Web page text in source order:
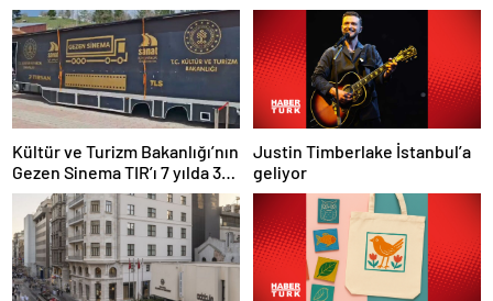
Kültür ve Turizm Bakanlığı’nın
Gezen Sinema TIR’ı 7 yılda 358
ilçeye ulaştı
Justin Timberlake İstanbul’a
geliyor